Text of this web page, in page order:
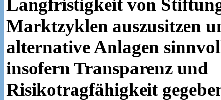
Langfristigkeit von
Marktzyklen auszusitzen
alternative Anlagen
insofern Transparenz und
Risikotragfähigkeit